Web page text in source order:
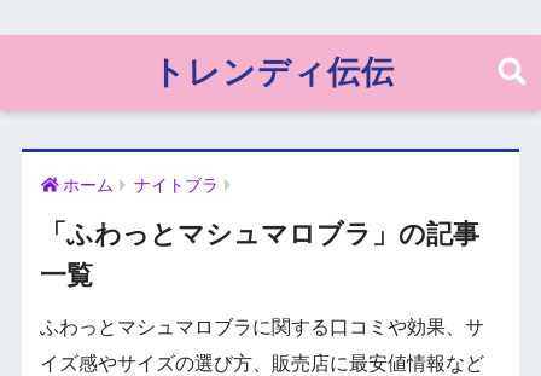
トレンディ伝伝
ホーム ナイトブラ
「ふわっとマシュマロブラ」の記事
一覧
ふわっとマシュマロブラに関する口コミや効果、サ
イズ感やサイズの選び方、販売店に最安値情報など